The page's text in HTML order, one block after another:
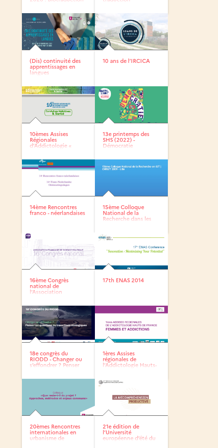
(Dis) continuité des
apprentissages en
langues
10 ans de l’IRCICA
10èmes Assises
Régionales
d’Addictologie «
13e printemps des
SHS (2022) -
Démocratie
14ème Rencontres
franco - néerlandaises
15ème Colloque
National de la
Recherche dans les
16ème Congrès
national de
l’Association
17th ENAS 2014
18e congrès du
RIODD - Changer ou
s’effondrer ? Penser
1ères Assises
régionales de
l’Addictologie Hauts-
20èmes Rencontres
internationales en
urbanisme de
21e édition de
l’Université
européenne d’été du